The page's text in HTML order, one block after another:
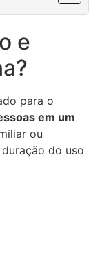
e
para o
em um
ou
do uso